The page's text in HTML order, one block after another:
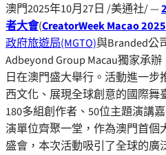
澳門2025年10月27日 /美通社/ —
者大會(CreatorWeek Macao 2025
政府旅遊局(MGTO)與Branded公
Adbeyond Group Macau獨家承
日在澳門盛大舉行。活動進一步
西文化、展現全球創意的國際舞
180多組創作者、50位主題演講
演單位齊聚一堂，作為澳門首個
盛會，本次活動吸引了全球的廣